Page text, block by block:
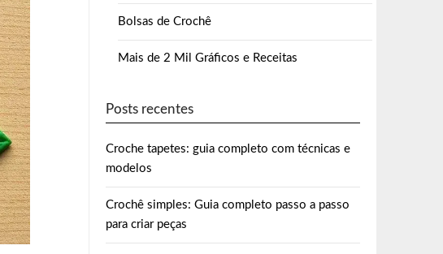
Bolsas de Crochê
Mais de 2 Mil Gráficos e Receitas
Posts recentes
Croche tapetes: guia completo com técnicas e
modelos
Crochê simples: Guia completo passo a passo
para criar peças